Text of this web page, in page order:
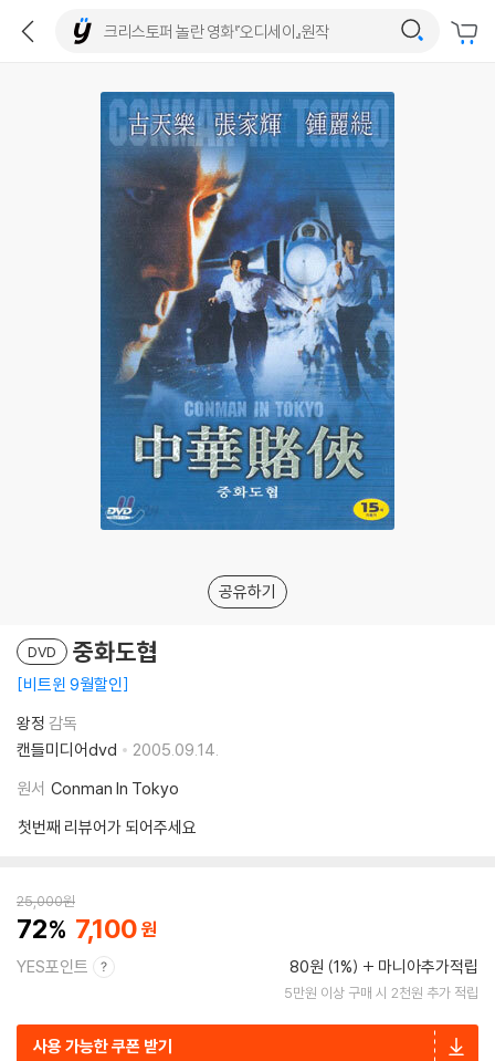
공유하기
DVD 중화도협
비트윈 9월할인
왕정 감독
캔들미디어dvd
2005.09.14.
원서 Conman In Tokyo
첫번째 리뷰어가 되어주세요
25,000원
72 7,100
YES포인트 80원 (1%) 마니아추가적립
5만원 이상 구매 시 2천원 추가 적립
사용 가능한 쿠폰 받기